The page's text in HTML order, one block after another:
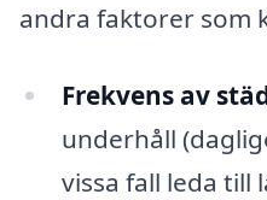
andra faktorer som
Frekvens av
underhåll
vissa fall leda till